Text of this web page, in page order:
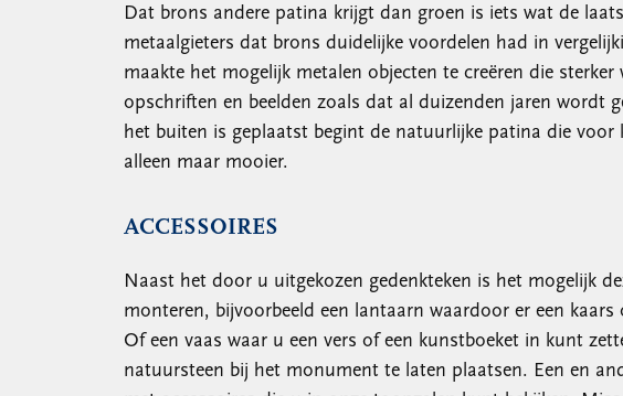
Dat brons andere patina krijgt dan groen is iets wat de
metaalgieters dat brons duidelijke voordelen had in
maakte het mogelijk metalen objecten te creëren die
opschriften en beelden zoals dat al duizenden jaren wordt
het buiten is geplaatst begint de natuurlijke patina die
alleen maar mooier.
ACCESSOIRES
Naast het door u uitgekozen gedenkteken is het mogelijk
monteren, bijvoorbeeld een lantaarn waardoor er een
Of een vaas waar u een vers of een kunstboeket in kunt
natuursteen bij het monument te laten plaatsen. Een en